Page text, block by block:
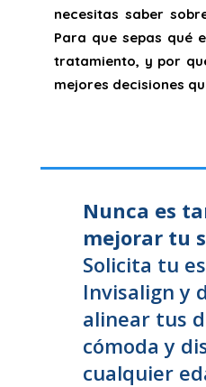
necesitas saber
Para que sepas qué
tratamiento, y por
mejores decisiones
Nunca es
mejorar tu
Solicita tu
Invisalign y
alinear tus
cómoda y
cualquier